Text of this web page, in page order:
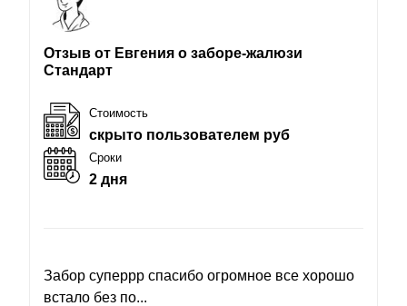
Отзыв от Евгения о заборе-жалюзи
Стандарт
Стоимость
скрыто пользователем руб
Сроки
2 дня
Забор суперрр спасибо огромное все хорошо
встало без по...